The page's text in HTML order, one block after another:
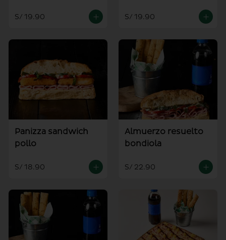
S/ 19.90 S/ 19.90
Panizza sandwich
pollo
S/ 18.90
Almuerzo resuelto
bondiola
S/ 22.90